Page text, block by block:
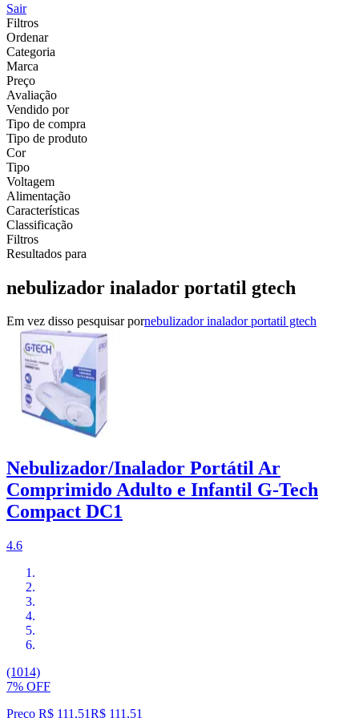
Sair
Filtros
Ordenar
Categoria
Marca
Preço
Avaliação
Vendido por
Tipo de compra
Tipo de produto
Cor
Tipo
Voltagem
Alimentação
Características
Classificação
Filtros
Resultados para
nebulizador inalador portatil gtech
Em vez disso pesquisar pornebulizador inalador portatil gtech
Nebulizador/Inalador Portátil Ar
Comprimido Adulto e Infantil G-Tech
Compact DC1
4.6
(1014)
7% OFF
Preço R$ 111,51R$ 111 ,51